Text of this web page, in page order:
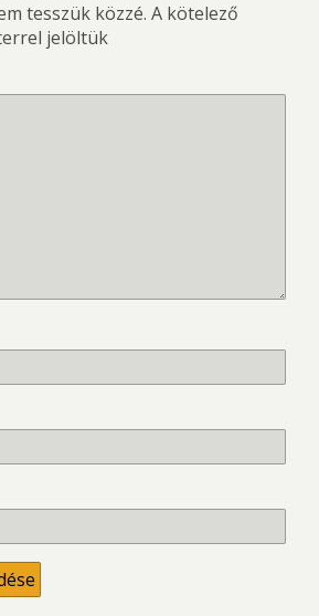
tesszük közzé. A kötelező
jelöltük